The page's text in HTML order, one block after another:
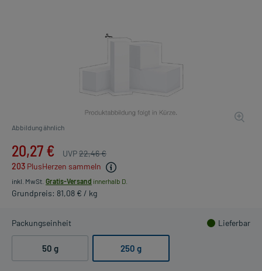
Abbildung ähnlich
20,27 € UVP22,46 €
203 PlusHerzen sammeln
inkl. MwSt. Gratis-Versand innerhalb D.
Grundpreis: 81,08 € / kg
Packungseinheit Lieferbar
50 g 250 g